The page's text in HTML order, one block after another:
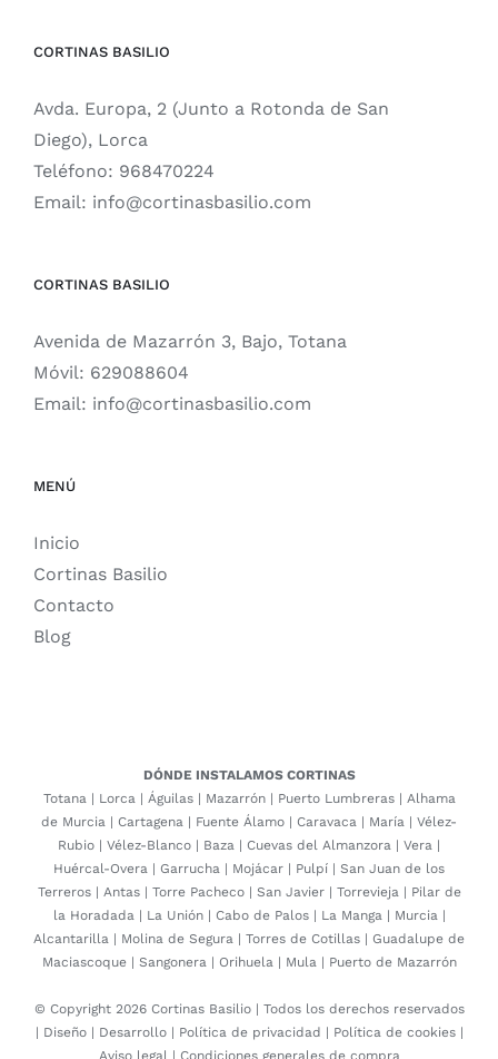
CORTINAS BASILIO
Avda. Europa, 2 (Junto a Rotonda de San
Diego), Lorca
Teléfono: 968470224
Email: info@cortinasbasilio.com
CORTINAS BASILIO
Avenida de Mazarrón 3, Bajo, Totana
Móvil: 629088604
Email: info@cortinasbasilio.com
MENÚ
Inicio
Cortinas Basilio
Contacto
Blog
DÓNDE INSTALAMOS CORTINAS
Totana| Lorca| Águilas| Mazarrón| Puerto Lumbreras| Alhama
de Murcia | Cartagena | Fuente Álamo | Caravaca | María | Vélez-
Rubio | Vélez-Blanco | Baza | Cuevas del Almanzora | Vera |
Huércal-Overa | Garrucha | Mojácar | Pulpí | San Juan de los
Terreros| Antas| Torre Pacheco| San Javier| Torrevieja| Pilar de
la Horadada| La Unión| Cabo de Palos| La Manga| Murcia|
Alcantarilla | Molina de Segura | Torres de Cotillas | Guadalupe de
Maciascoque| Sangonera| Orihuela| Mula| Puerto de Mazarrón
© Copyright 2026 Cortinas Basilio | Todos los derechos reservados
| Diseño| Desarrollo| Política de privacidad | Política de cookies|